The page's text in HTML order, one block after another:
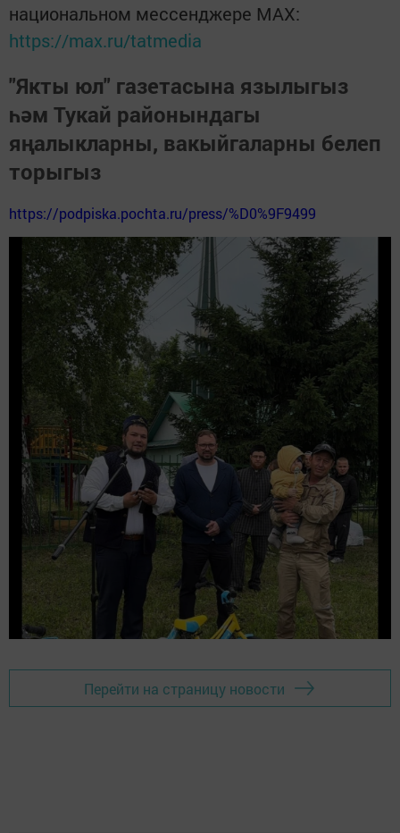
национальном мессенджере MАХ:
https://max.ru/tatmedia
"Якты юл" газетасына язылыгыз
һәм Тукай районындагы
яңалыкларны, вакыйгаларны белеп
торыгыз
https://podpiska.pochta.ru/press/%D0%9F9499
Перейти на страницу новости